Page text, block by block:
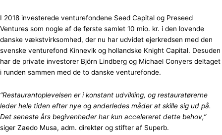
I 2018 investerede venturefondene Seed Capital og Preseed
Ventures som nogle af de første samlet 10 mio. kr. i den lovende
danske vækstvirksomhed, der nu har udvidet ejerkredsen med den
svenske venturefond Kinnevik og hollandske Knight Capital. Desuden
har de private investorer Björn Lindberg og Michael Conyers deltaget
i runden sammen med de to danske venturefonde.
“Restaurantoplevelsen er i konstant udvikling, og restauratørerne
leder hele tiden efter nye og anderledes måder at skille sig ud på.
Det seneste års begivenheder har kun accelereret dette behov,”
siger Zaedo Musa, adm. direktør og stifter af Superb.